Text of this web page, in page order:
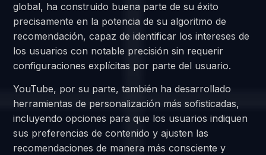
global, ha construido buena parte de su éxito
precisamente en la potencia de su algoritmo de
recomendación, capaz de identificar los intereses de
los usuarios con notable precisión sin requerir
configuraciones explícitas por parte del usuario.
YouTube, por su parte, también ha desarrollado
herramientas de personalización más sofisticadas,
incluyendo opciones para que los usuarios indiquen
sus preferencias de contenido y ajusten las
recomendaciones de manera más consciente y